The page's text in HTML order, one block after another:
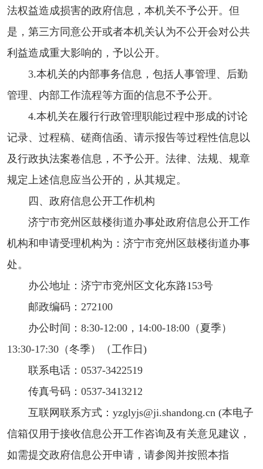
法权益造成损害的政府信息，本机关不予公开。但
是，第三方同意公开或者本机关认为不公开会对公共
利益造成重大影响的，予以公开。
3.本机关的内部事务信息，包括人事管理、后勤
管理、内部工作流程等方面的信息不予公开。
4.本机关在履行行政管理职能过程中形成的讨论
记录、过程稿、磋商信函、请示报告等过程性信息以
及行政执法案卷信息，不予公开。法律、法规、规章
规定上述信息应当公开的，从其规定。
四、政府信息公开工作机构
济宁市兖州区鼓楼街道办事处政府信息公开工作
机构和申请受理机构为：济宁市兖州区鼓楼街道办事
处。
办公地址：济宁市兖州区文化东路153号
邮政编码：272100
办公时间：8:30-12:00，14:00-18:00（夏季）
13:30-17:30（冬季）（工作日)
联系电话：0537-3422519
传真号码：0537-3413212
互联网联系方式：yzglyjs@ji.shandong.cn (本电子
信箱仅用于接收信息公开工作咨询及有关意见建议，
如需提交政府信息公开申请，请参阅并按照本指